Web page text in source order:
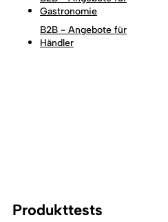
Gastronomie
B2B - Angebote für
Händler
Produkttests